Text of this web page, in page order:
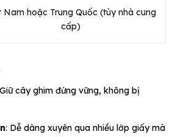
Nam hoặc Trung Quốc (tùy nhà cung
cấp)
cây ghim đứng vững, không bị
: Dễ dàng xuyên qua nhiều lớp giấy mà